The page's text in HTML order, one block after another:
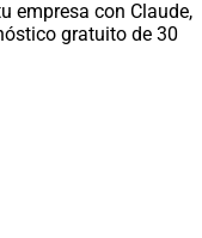
empresa con Claude,
gratuito de 30